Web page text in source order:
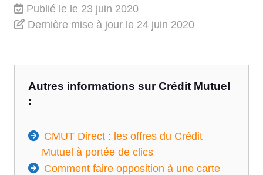
Publié le le 23 juin 2020
Dernière mise à jour le 24 juin 2020
Autres informations sur Crédit Mutuel
:
CMUT Direct : les offres du Crédit
Mutuel à portée de clics
Comment faire opposition à une carte